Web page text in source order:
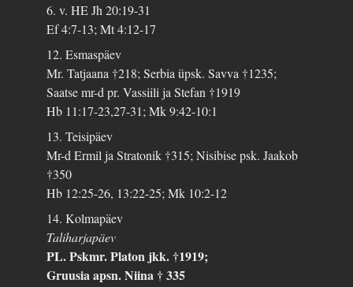
6. v. HE Jh 20:19-31
Ef 4:7-13; Mt 4:12-17
12. Esmaspäev
Mr. Tatjaana †218; Serbia üpsk. Savva †1235;
Saatse mr-d pr. Vassiili ja Stefan †1919
Hb 11:17-23,27-31; Mk 9:42-10:1
13. Teisipäev
Mr-d Ermil ja Stratonik †315; Nisibise psk. Jaakob
†350
Hb 12:25-26, 13:22-25; Mk 10:2-12
14. Kolmapäev
Taliharjapäev
PL. Pskmr. Platon jkk. †1919;
Gruusia apsn. Niina † 335